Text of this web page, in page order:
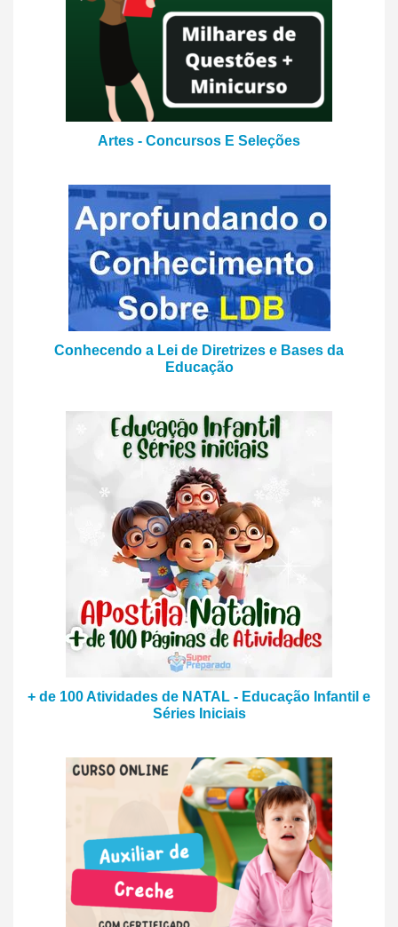
Artes - Concursos E Seleções
Conhecendo a Lei de Diretrizes e Bases da
Educação
+ de 100 Atividades de NATAL - Educação Infantil e
Séries Iniciais